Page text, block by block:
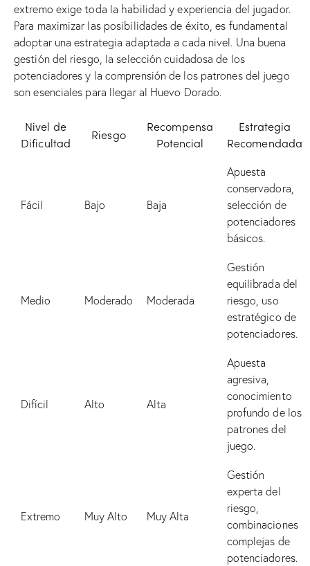
extremo exige toda la habilidad y experiencia del jugador.
Para maximizar las posibilidades de éxito, es fundamental
adoptar una estrategia adaptada a cada nivel. Una buena
gestión del riesgo, la selección cuidadosa de los
potenciadores y la comprensión de los patrones del juego
son esenciales para llegar al Huevo Dorado.
Nivel de
Dificultad
Riesgo
Recompensa
Potencial
Estrategia
Recomendada
Fácil Bajo Baja
Apuesta
conservadora,
selección de
potenciadores
básicos.
Medio Moderado Moderada
Gestión
equilibrada del
riesgo, uso
estratégico de
potenciadores.
Difícil Alto Alta
Apuesta
agresiva,
conocimiento
profundo de los
patrones del
juego.
Extremo Muy Alto Muy Alta
Gestión
experta del
riesgo,
combinaciones
complejas de
potenciadores.